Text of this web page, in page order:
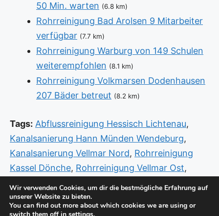
50 Min. warten (6.8 km)
Rohrreinigung Bad Arolsen 9 Mitarbeiter
verfügbar (7.7 km)
Rohrreinigung Warburg von 149 Schulen
weiterempfohlen (8.1 km)
Rohrreinigung Volkmarsen Dodenhausen
207 Bäder betreut (8.2 km)
Tags: Abflussreinigung Hessisch Lichtenau,
Kanalsanierung Hann Münden Wendeburg,
Kanalsanierung Vellmar Nord, Rohrreinigung
Kassel Dönche, Rohrreinigung Vellmar Ost,
Sanitär Notdienst Hann Münden Sanitär
Notdienst Kassel Unterneustadt
Notdienst Rotenburg Bebra
Sanitär Vellmar
Wir verwenden Cookies, um dir die bestmögliche Erfahrung auf
unserer Website zu bieten.
You can find out more about which cookies we are using or